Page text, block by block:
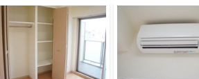
居室・リビング